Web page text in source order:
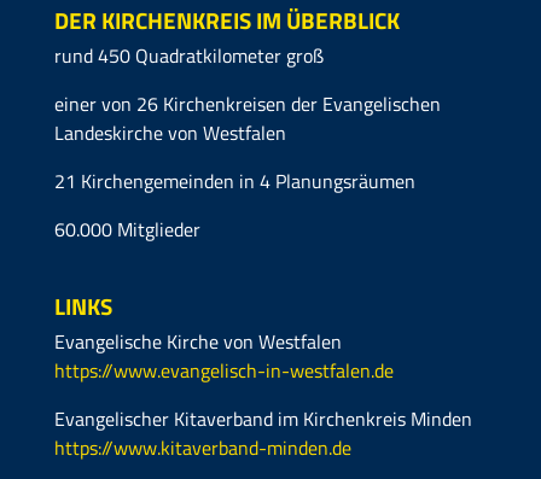
DER KIRCHENKREIS IM ÜBERBLICK
rund 450 Quadratkilometer groß
einer von 26 Kirchenkreisen der Evangelischen
Landeskirche von Westfalen
21 Kirchengemeinden in 4 Planungsräumen
60.000 Mitglieder
LINKS
Evangelische Kirche von Westfalen
https://www.evangelisch-in-westfalen.de
Evangelischer Kitaverband im Kirchenkreis Minden
https://www.kitaverband-minden.de